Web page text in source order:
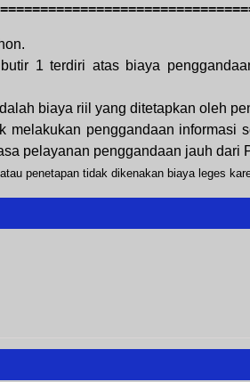
1 terdiri atas biaya
biaya riil yang ditetapkan oleh
penggandaan
pelayanan penggandaan jauh dari
penetapan tidak dikenakan biaya leges